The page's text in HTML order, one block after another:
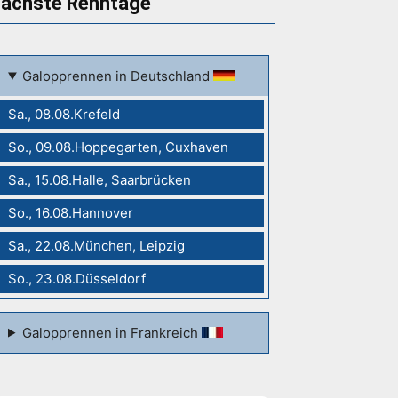
Galopprennen in Deutschland
Sa., 08.08.Krefeld
So., 09.08.Hoppegarten, Cuxhaven
Sa., 15.08.Halle, Saarbrücken
So., 16.08.Hannover
Sa., 22.08.München, Leipzig
So., 23.08.Düsseldorf
Galopprennen in Frankreich